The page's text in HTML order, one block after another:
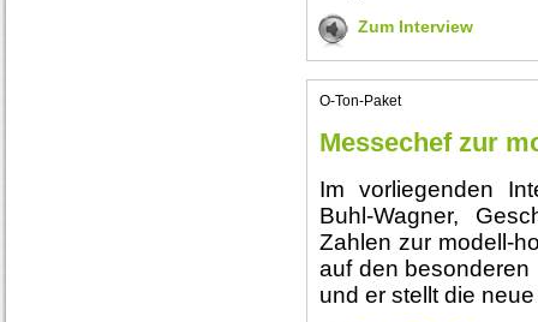
Zum Interview
O-Ton-Paket
Messechef zur
Im vorliegenden
Buhl-Wagner,
Zahlen zur modell-
auf den besonderen
und er stellt die